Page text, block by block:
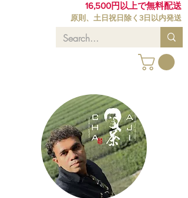
16,500円以上で無料配送
原則、土日祝日除く3日以内発送